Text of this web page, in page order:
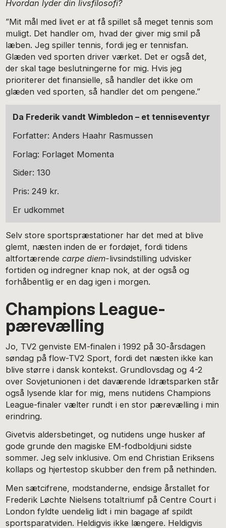
Hvordan lyder din livsfilosofi?
”Mit mål med livet er at få spillet så meget tennis som
muligt. Det handler om, hvad der giver mig smil på
læben. Jeg spiller tennis, fordi jeg er tennisfan.
Glæden ved sporten driver værket. Det er også det,
der skal tage beslutningerne for mig. Hvis jeg
prioriterer det finansielle, så handler det ikke om
glæden ved sporten, så handler det om pengene.”
Da Frederik vandt Wimbledon – et tenniseventyr
Forfatter: Anders Haahr Rasmussen
Forlag: Forlaget Momenta
Sider: 130
Pris: 249 kr.
Er udkommet
Selv store sportspræstationer har det med at blive
glemt, næsten inden de er fordøjet, fordi tidens
altfortærendecarpe diem-livsindstilling udvisker
fortiden og indregner knap nok, at der også og
forhåbentlig er en dag igen i morgen.
Champions League-
pærevælling
Jo, TV2 genviste EM-finalen i 1992 på 30-årsdagen
søndag på flow-TV2 Sport, fordi det næsten ikke kan
blive større i dansk kontekst. Grundlovsdag og 4-2
over Sovjetunionen i det daværende Idrætsparken står
også lysende klar for mig, mens nutidens Champions
League-finaler vælter rundt i en stor pærevælling i min
erindring.
Givetvis aldersbetinget, og nutidens unge husker af
gode grunde den magiske EM-fodboldjuni sidste
sommer. Jeg selv inklusive. Om end Christian Eriksens
kollaps og hjertestop skubber den frem på nethinden.
Men sætcifrene, modstanderne, endsige årstallet for
Frederik Løchte Nielsens totaltriumf på Centre Court i
London fyldte uendelig lidt i min bagage af spildt
sportsparatviden. Heldigvis ikke længere. Heldigvis